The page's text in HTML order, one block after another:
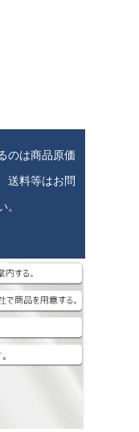
のは商品原価
送料等はお問
。